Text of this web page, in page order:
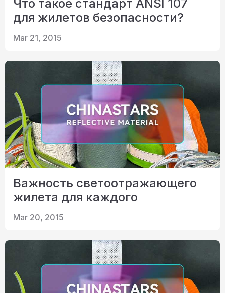
О КИНАССТАРС
Новый продукт
Видео
Контакт
Что такое стандарт ANSI 107
для жилетов безопасности?
Mar 21, 2015
Важность светоотражающего
жилета для каждого
Mar 20, 2015